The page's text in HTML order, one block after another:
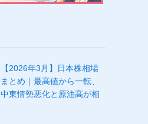
【2026年3月】日本株相場
まとめ｜最高値から一転、
中東情勢悪化と原油高が相